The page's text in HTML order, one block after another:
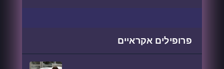
פרופילים אקראיים